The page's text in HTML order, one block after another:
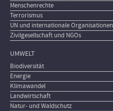
Menschenrechte
Terrorismus
UN und internationale Organisationen
Zivilgesellschaft und NGOs
UMWELT
Biodiversität
Energie
Klimawandel
Landwirtschaft
Natur- und Waldschutz